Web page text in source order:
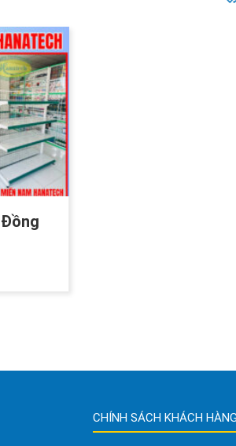
CHÍNH SÁCH KHÁCH HÀNG